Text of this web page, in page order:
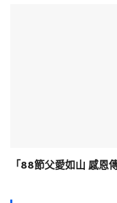
「88節父愛如山 感恩